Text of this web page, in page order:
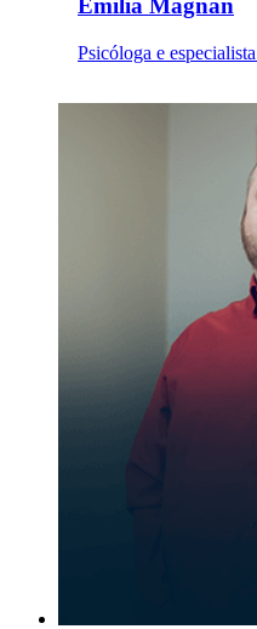
Emilia Magnan
Psicóloga e